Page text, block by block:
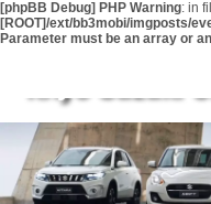
[phpBB Debug] PHP Warning: in
[ROOT]/ext/bb3mobi/imgposts/
Parameter must be an array or
Клуб Suzuki